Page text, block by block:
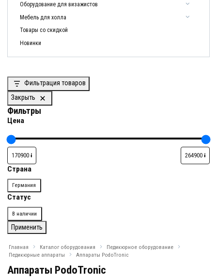
Главная Каталог оборудования
Педикюрное оборудование
Педикюрные аппараты
Аппараты PodoTronic
Аппараты PodoTronic
Оборудование для визажистов
Мебель для холла
Товары со скидкой
Новинки
Фильтрация товаров
Закрыть
Фильтры
Цена
Страна
Страна
Германия
Статус
Доступность
В наличии
Применить